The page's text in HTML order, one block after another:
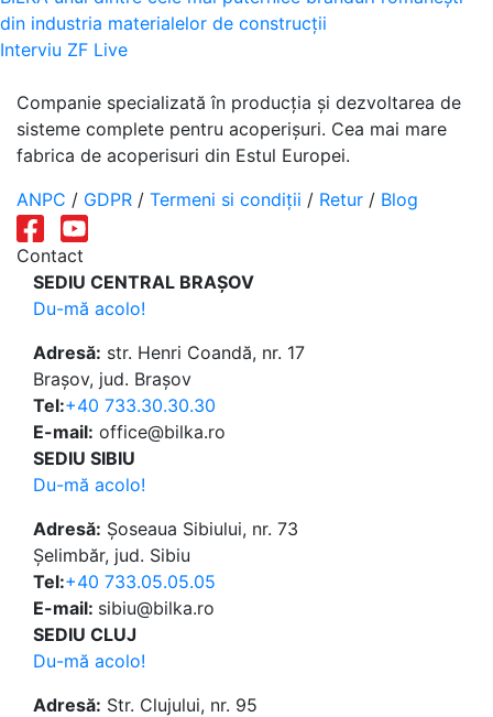
în
articole
din industria materialelor de construcţii
Interviu ZF Live
Companie specializată în producția și dezvoltarea de
sisteme complete pentru acoperișuri. Cea mai mare
fabrica de acoperisuri din Estul Europei.
ANPC / GDPR / Termeni si condiții / Retur / Blog
Contact
SEDIU CENTRAL BRAȘOV
Du-mă acolo!
Adresă: str. Henri Coandă, nr. 17
Brașov, jud. Brașov
Tel:+40 733.30.30.30
E-mail: office@bilka.ro
SEDIU SIBIU
Du-mă acolo!
Adresă: Șoseaua Sibiului, nr. 73
Șelimbăr, jud. Sibiu
Tel:+40 733.05.05.05
E-mail: sibiu@bilka.ro
SEDIU CLUJ
Du-mă acolo!
Adresă: Str. Clujului, nr. 95